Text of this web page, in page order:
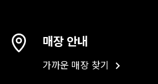
매장 안내
가까운 매장 찾기